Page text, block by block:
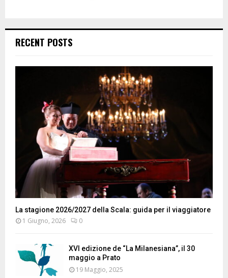
RECENT POSTS
La stagione 2026/2027 della Scala: guida per il viaggiatore
1 Giugno, 2026 0
XVI edizione de “La Milanesiana”, il 30
maggio a Prato
19 Maggio, 2025